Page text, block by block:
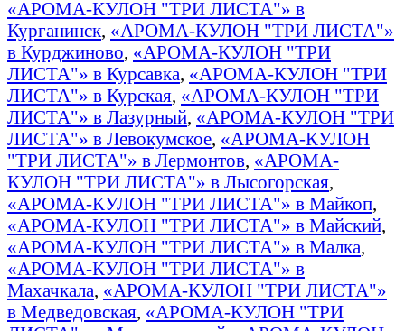
«АРОМА-КУЛОН "ТРИ ЛИСТА"» в
Курганинск, «АРОМА-КУЛОН "ТРИ ЛИСТА"»
в Курджиново, «АРОМА-КУЛОН "ТРИ
ЛИСТА"» в Курсавка, «АРОМА-КУЛОН "ТРИ
ЛИСТА"» в Курская, «АРОМА-КУЛОН "ТРИ
ЛИСТА"» в Лазурный, «АРОМА-КУЛОН "ТРИ
ЛИСТА"» в Левокумское, «АРОМА-КУЛОН
"ТРИ ЛИСТА"» в Лермонтов, «АРОМА-
КУЛОН "ТРИ ЛИСТА"» в Лысогорская,
«АРОМА-КУЛОН "ТРИ ЛИСТА"» в Майкоп,
«АРОМА-КУЛОН "ТРИ ЛИСТА"» в Майский,
«АРОМА-КУЛОН "ТРИ ЛИСТА"» в Малка,
«АРОМА-КУЛОН "ТРИ ЛИСТА"» в
Махачкала, «АРОМА-КУЛОН "ТРИ ЛИСТА"»
в Медведовская, «АРОМА-КУЛОН "ТРИ